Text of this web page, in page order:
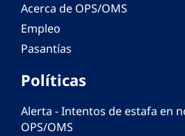
Acerca de OPS/OMS
Empleo
Pasantías
Políticas
Alerta - Intentos de estafa en
OPS/OMS